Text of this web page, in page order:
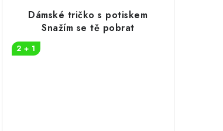
Dámské tričko s potiskem
Snažím se tě pobrat
2 + 1